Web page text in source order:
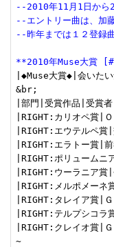
--2010年11月1日から
--エントリー曲は、加
--昨年までは１２登録
**2010年Muse大賞
|◆Muse大賞◆|会いた
&br;
|部門|受賞作品|受賞
|RIGHT:カリオペ賞|
|RIGHT:エウテルペ賞
|RIGHT:エラトー賞|
|RIGHT:ポリューム
|RIGHT:ウーラニア
|RIGHT:メルポメー
|RIGHT:タレイア賞|
|RIGHT:テルプシコラ
|RIGHT:クレイオ賞|Ｇ
~